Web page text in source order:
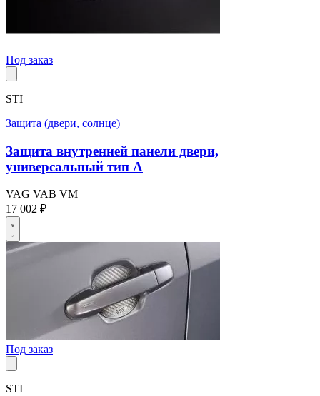
Под заказ
STI
Защита (двери, солнце)
Защита внутренней панели двери,
универсальный тип A
VAG VAB VM
17 002 ₽
Под заказ
STI